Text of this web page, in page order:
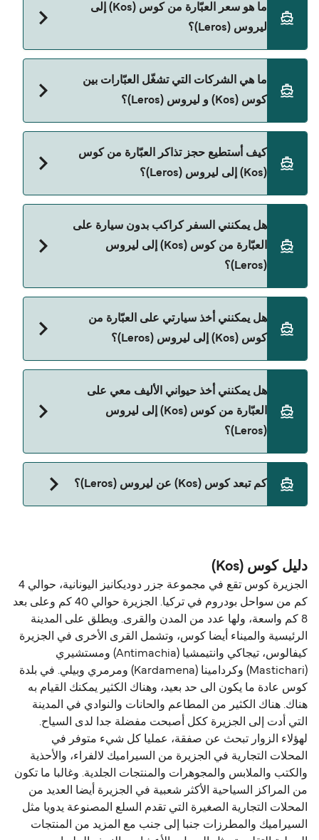
تقريباً 1 الساعة 25 دقائق. مدة الإبحار ممكن تختلف حسب
الموسم والشركة، لذلك ننصحك بمراجعة الأوقات
المباشرة باستخدام Direct Ferries Deal Finder.
ما هو سعر العبّارة من كوس (Kos) إلى
ليروس (Leros)؟
السعر لا يشمل رسوم الحجز.
ما هي الشركات التي تشغّل العبّارات بين
كوس (Kos) و ليروس (Leros)؟
ليروس (Leros). وهي:
Dodekanisos Seaways
Anem Ferries
كيف أستطيع حجز تذاكر العبّارة من كوس
(Kos) إلى ليروس (Leros)؟
صفحة العروض لمعرفة أحدث التخفيضات.
هل يمكنني السفر كراكب بدون سيارة على
العبّارة من كوس (Kos) إلى ليروس
(Leros)؟
إلى ليروس (Leros) مع:
Dodekanisos Seaways
Anem Ferries
هل يمكنني أخذ سيارتي على العبّارة من
كوس (Kos) إلى ليروس (Leros)؟
نعم، يمكنك السفر مع سيارتك على العبّارة من كوس
Blue Star Ferries
Dodekanisos Seaways
Anem Ferries
هل يمكنني أخذ حيواني الأليف معي على
العبّارة من كوس (Kos) إلى ليروس
(Leros)؟
إلى جواز سفر للحيوان. يرجى مراجعة تعليمات شركات
Blue Star Ferries
Dodekanisos Seaways
كم تبعد كوس (Kos) عن ليروس (Leros)؟
دليل كوس (Kos)
الجزيرة كوس تقع في مجموعة جزر دوديكانيز اليونانية، حوالي 4
كم من سواحل بودروم في تركيا. الجزيرة حوالي 40 كم وعلى بعد
8 كم واسعة، ولها عدد من المدن والقرى. ويطلق على المدينة
الرئيسية والميناء أيضا كوس، وتشمل القرى الأخرى في الجزيرة
كيفالوس، تيجاكي وانتيمشيا (Antimachia) ومستشيري
(Mastichari) وكردامينا (Kardamena) ومرمري وبيلي. في بلدة
كوس عادة ما يكون الى حد بعيد، وهناك الكثير يمكنك القيام به
هناك. هناك الكثير من المطاعم والحانات والنوادي في المدينة
التي أدت إلى الجزيرة ككل أصبحت مفضلة جدا لدى السياح.
لهؤلاء الزوار تبحث عن صفقة، عمليا كل شيء متوفر في
المحلات التجارية في الجزيرة من السيراميك لالفراء، والأحذية
والكتب والملابس والمجوهرات والمنتجات الجلدية. وغالبا ما تكون
من المراكز السياحية الأكثر شعبية في الجزيرة أيضا العديد من
المحلات التجارية الصغيرة التي تقدم السلع المصنوعة يدويا مثل
السيراميك والمطرزات جنبا إلى جنب مع المزيد من المنتجات